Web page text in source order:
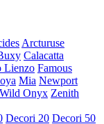
Arcturuse
Calacatta
Lienzo Famous
Mia Newport
Wild Onyx Zenith
Decori 20 Decori 50